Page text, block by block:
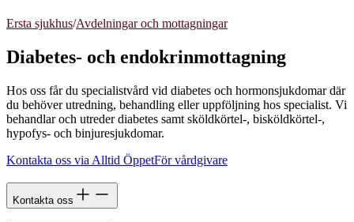
Ersta sjukhus/Avdelningar och mottagningar
Diabetes- och endokrinmottagning
Hos oss får du specialistvård vid diabetes och hormonsjukdomar där
du behöver utredning, behandling eller uppföljning hos specialist. Vi
behandlar och utreder diabetes samt sköldkörtel-, bisköldkörtel-,
hypofys- och binjuresjukdomar.
Kontakta oss via Alltid ÖppetFör vårdgivare
Kontakta oss